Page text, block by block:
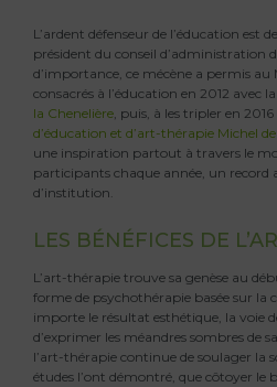
L’ardent défenseur de l’éducation est
président du conseil d’administration
d’importance, ce mécène a permis au
consacrés à l’éducation en 2012 avec
la Chenelière, puis, à les tripler en 2016
d’éducation et d’art-thérapie Michel
une inspiration partout à travers le
participants chaque année, un record
d’institution.
LES BÉNÉFICES DE
L’art-thérapie trouve sa genèse au
forme de psychothérapie basée sur la
importe le résultat esthétique, la voie
d’exprimer les méandres sombres de
l’art-thérapie continue de soulager la
études l’ont démontré, que côtoyer le